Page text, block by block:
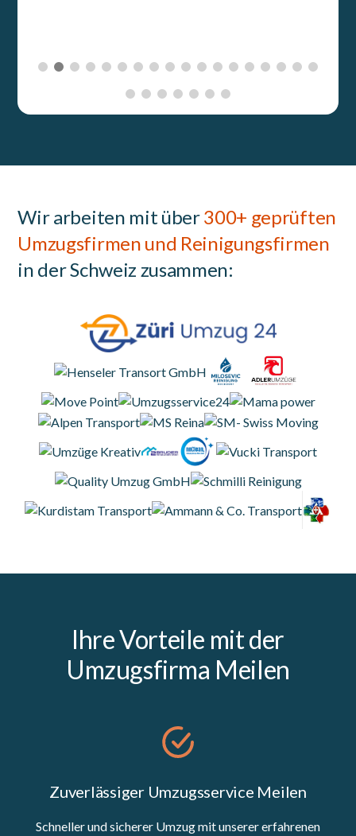
Wir arbeiten mit über300+ geprüften
Umzugsfirmen und Reinigungsfirmen
in der Schweiz zusammen:
Ihre Vorteile mit der
Umzugsfirma Meilen
Zuverlässiger Umzugsservice Meilen
Schneller und sicherer Umzug mit unserer erfahrenen